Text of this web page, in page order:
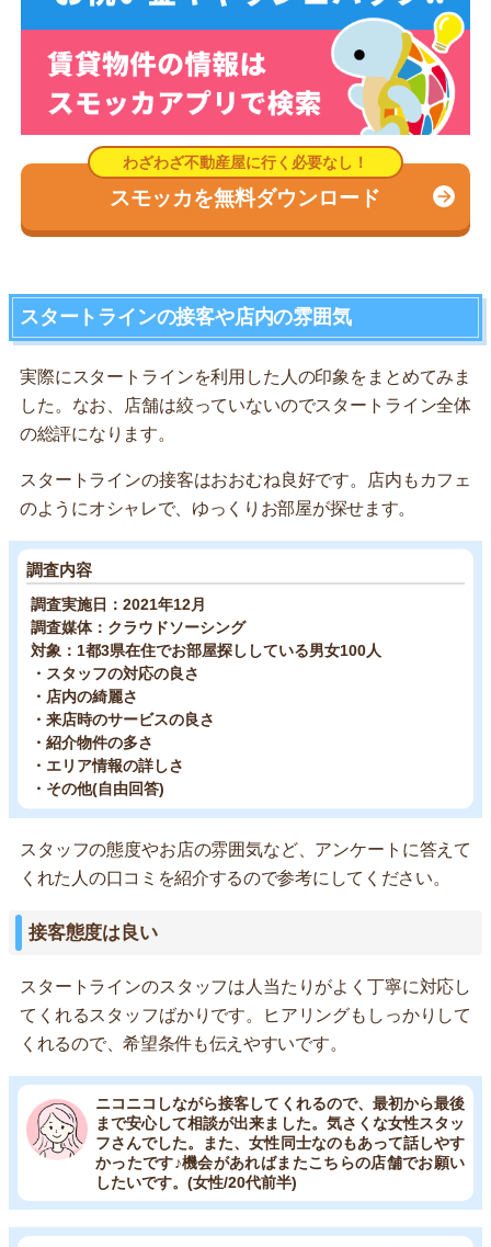
スモッカを無料ダウンロード
スタートラインの接客や店内の雰囲気
実際にスタートラインを利用した人の印象をまとめてみま
した。なお、店舗は絞っていないのでスタートライン全体
の総評になります。
スタートラインの接客はおおむね良好です。店内もカフェ
のようにオシャレで、ゆっくりお部屋が探せます。
調査内容
調査実施日：2021年12月
調査媒体：クラウドソーシング
対象：1都3県在住でお部屋探ししている男女100人
・スタッフの対応の良さ
・店内の綺麗さ
・来店時のサービスの良さ
・紹介物件の多さ
・エリア情報の詳しさ
・その他(自由回答)
スタッフの態度やお店の雰囲気など、アンケートに答えて
くれた人の口コミを紹介するので参考にしてください。
接客態度は良い
スタートラインのスタッフは人当たりがよく丁寧に対応し
てくれるスタッフばかりです。ヒアリングもしっかりして
くれるので、希望条件も伝えやすいです。
ニコニコしながら接客してくれるので、最初から最後
まで安心して相談が出来ました。気さくな女性スタッ
フさんでした。また、女性同士なのもあって話しやす
かったです♪機会があればまたこちらの店舗でお願い
したいです。(女性/20代前半)